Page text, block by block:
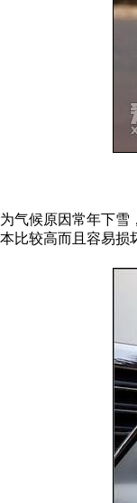
气候原因常年下
比较高而且容易